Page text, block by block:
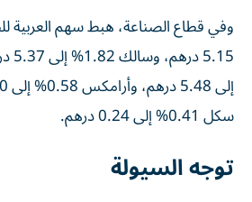
سكل 0.41% إلى 0.24 درهم.
توجه السيولة